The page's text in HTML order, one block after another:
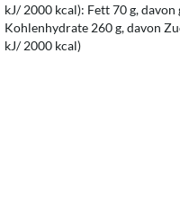
kJ/ 2000 kcal): Fett 70 g,
Kohlenhydrate 260 g, davon
kJ/ 2000 kcal)